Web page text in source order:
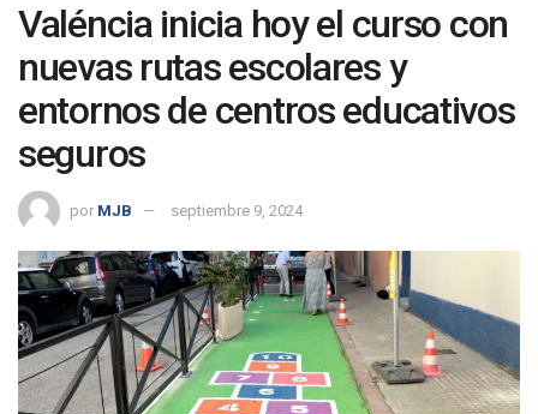
Valéncia inicia hoy el curso con
nuevas rutas escolares y
entornos de centros educativos
seguros
por MJB septiembre 9, 2024